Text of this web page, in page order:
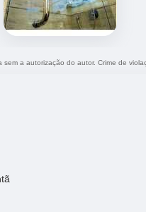
a autorização do autor. Crime de